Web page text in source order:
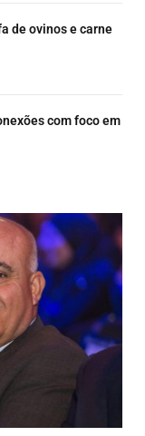
de ovinos e carne
com foco em